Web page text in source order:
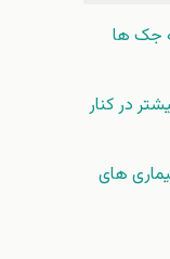
جک ها
در کنار
های